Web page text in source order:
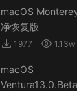
macOS
净恢复版
1977 1.13w
macOS